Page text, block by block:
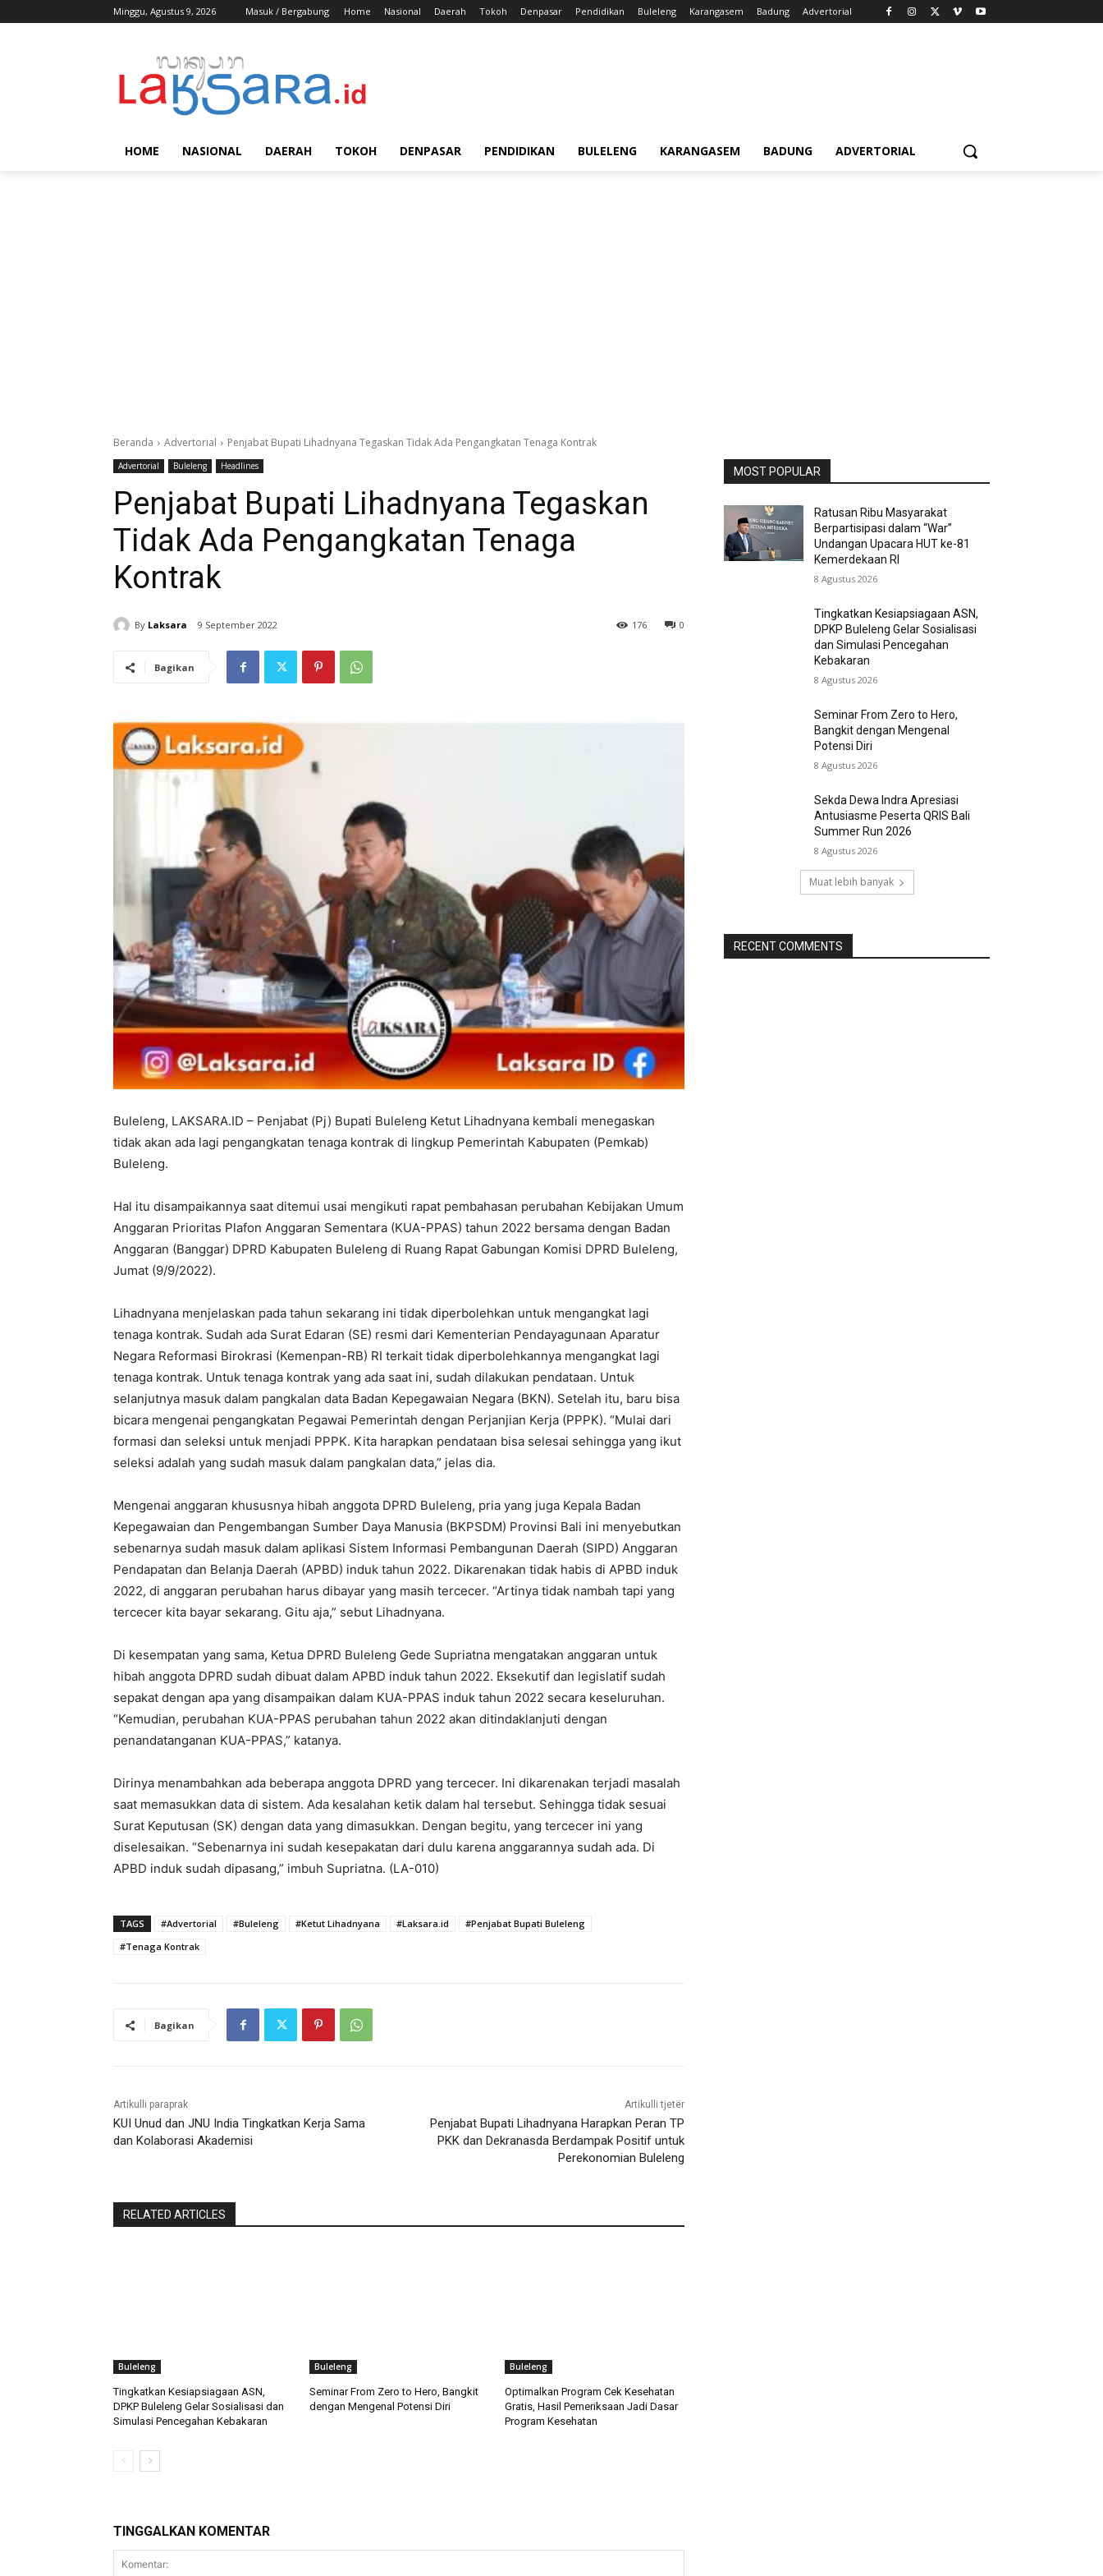
Minggu, Agustus 9, 2026 Masuk / Bergabung Home Nasional Daerah Tokoh Denpasar Pendidikan Buleleng Karangasem Badung Advertorial
HOME NASIONAL DAERAH TOKOH DENPASAR PENDIDIKAN BULELENG KARANGASEM BADUNG ADVERTORIAL
Beranda Advertorial Penjabat Bupati Lihadnyana Tegaskan Tidak Ada Pengangkatan Tenaga Kontrak
Advertorial Buleleng Headlines
Penjabat Bupati Lihadnyana Tegaskan
Tidak Ada Pengangkatan Tenaga
Kontrak
By Laksara 9 September 2022 0
176
Bagikan
Buleleng, LAKSARA.ID – Penjabat (Pj) Bupati Buleleng Ketut Lihadnyana kembali menegaskan
tidak akan ada lagi pengangkatan tenaga kontrak di lingkup Pemerintah Kabupaten (Pemkab)
Buleleng.
Hal itu disampaikannya saat ditemui usai mengikuti rapat pembahasan perubahan Kebijakan Umum
Anggaran Prioritas Plafon Anggaran Sementara (KUA-PPAS) tahun 2022 bersama dengan Badan
Anggaran (Banggar) DPRD Kabupaten Buleleng di Ruang Rapat Gabungan Komisi DPRD Buleleng,
Jumat (9/9/2022).
Lihadnyana menjelaskan pada tahun sekarang ini tidak diperbolehkan untuk mengangkat lagi
tenaga kontrak. Sudah ada Surat Edaran (SE) resmi dari Kementerian Pendayagunaan Aparatur
Negara Reformasi Birokrasi (Kemenpan-RB) RI terkait tidak diperbolehkannya mengangkat lagi
tenaga kontrak. Untuk tenaga kontrak yang ada saat ini, sudah dilakukan pendataan. Untuk
selanjutnya masuk dalam pangkalan data Badan Kepegawaian Negara (BKN). Setelah itu, baru bisa
bicara mengenai pengangkatan Pegawai Pemerintah dengan Perjanjian Kerja (PPPK). “Mulai dari
formasi dan seleksi untuk menjadi PPPK. Kita harapkan pendataan bisa selesai sehingga yang ikut
seleksi adalah yang sudah masuk dalam pangkalan data,” jelas dia.
Mengenai anggaran khususnya hibah anggota DPRD Buleleng, pria yang juga Kepala Badan
Kepegawaian dan Pengembangan Sumber Daya Manusia (BKPSDM) Provinsi Bali ini menyebutkan
sebenarnya sudah masuk dalam aplikasi Sistem Informasi Pembangunan Daerah (SIPD) Anggaran
Pendapatan dan Belanja Daerah (APBD) induk tahun 2022. Dikarenakan tidak habis di APBD induk
2022, di anggaran perubahan harus dibayar yang masih tercecer. “Artinya tidak nambah tapi yang
tercecer kita bayar sekarang. Gitu aja,” sebut Lihadnyana.
Di kesempatan yang sama, Ketua DPRD Buleleng Gede Supriatna mengatakan anggaran untuk
hibah anggota DPRD sudah dibuat dalam APBD induk tahun 2022. Eksekutif dan legislatif sudah
sepakat dengan apa yang disampaikan dalam KUA-PPAS induk tahun 2022 secara keseluruhan.
“Kemudian, perubahan KUA-PPAS perubahan tahun 2022 akan ditindaklanjuti dengan
penandatanganan KUA-PPAS,” katanya.
Dirinya menambahkan ada beberapa anggota DPRD yang tercecer. Ini dikarenakan terjadi masalah
saat memasukkan data di sistem. Ada kesalahan ketik dalam hal tersebut. Sehingga tidak sesuai
Surat Keputusan (SK) dengan data yang dimasukkan. Dengan begitu, yang tercecer ini yang
diselesaikan. “Sebenarnya ini sudah kesepakatan dari dulu karena anggarannya sudah ada. Di
APBD induk sudah dipasang,” imbuh Supriatna. (LA-010)
TAGS #Advertorial #Buleleng #Ketut Lihadnyana #Laksara.id
#Penjabat Bupati Buleleng
#Tenaga Kontrak
Bagikan
Artikulli paraprak
KUI Unud dan JNU India Tingkatkan Kerja Sama
dan Kolaborasi Akademisi
Artikulli tjetër
Penjabat Bupati Lihadnyana Harapkan Peran TP
PKK dan Dekranasda Berdampak Positif untuk
Perekonomian Buleleng
RELATED ARTICLES
Buleleng
Tingkatkan Kesiapsiagaan ASN,
DPKP Buleleng Gelar Sosialisasi dan
Simulasi Pencegahan Kebakaran
Buleleng
Seminar From Zero to Hero, Bangkit
dengan Mengenal Potensi Diri
Buleleng
Optimalkan Program Cek Kesehatan
Gratis, Hasil Pemeriksaan Jadi Dasar
Program Kesehatan
TINGGALKAN KOMENTAR
MOST POPULAR
Ratusan Ribu Masyarakat
Berpartisipasi dalam “War”
Undangan Upacara HUT ke-81
Kemerdekaan RI
8 Agustus 2026
Tingkatkan Kesiapsiagaan ASN,
DPKP Buleleng Gelar Sosialisasi
dan Simulasi Pencegahan
Kebakaran
8 Agustus 2026
Seminar From Zero to Hero,
Bangkit dengan Mengenal
Potensi Diri
8 Agustus 2026
Sekda Dewa Indra Apresiasi
Antusiasme Peserta QRIS Bali
Summer Run 2026
8 Agustus 2026
Muat lebih banyak
RECENT COMMENTS